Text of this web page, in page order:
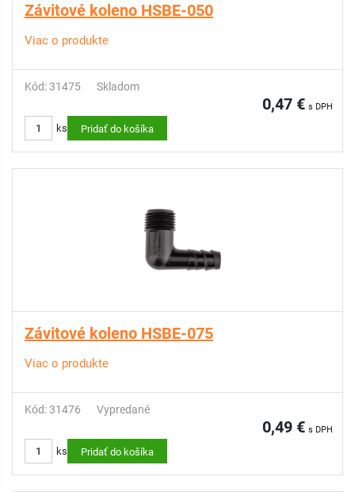
Závitové koleno HSBE-050
Viac o produkte
Kód: 31475 Skladom
0,47 € s DPH
ks Pridať do košíka
Závitové koleno HSBE-075
Viac o produkte
Kód: 31476 Vypredané
0,49 € s DPH
ks Pridať do košíka